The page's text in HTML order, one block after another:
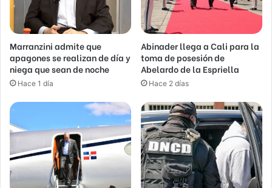
Marranzini admite que
apagones se realizan de día y
niega que sean de noche
Hace 1 día
Abinader llega a Cali para la
toma de posesión de
Abelardo de la Espriella
Hace 2 días